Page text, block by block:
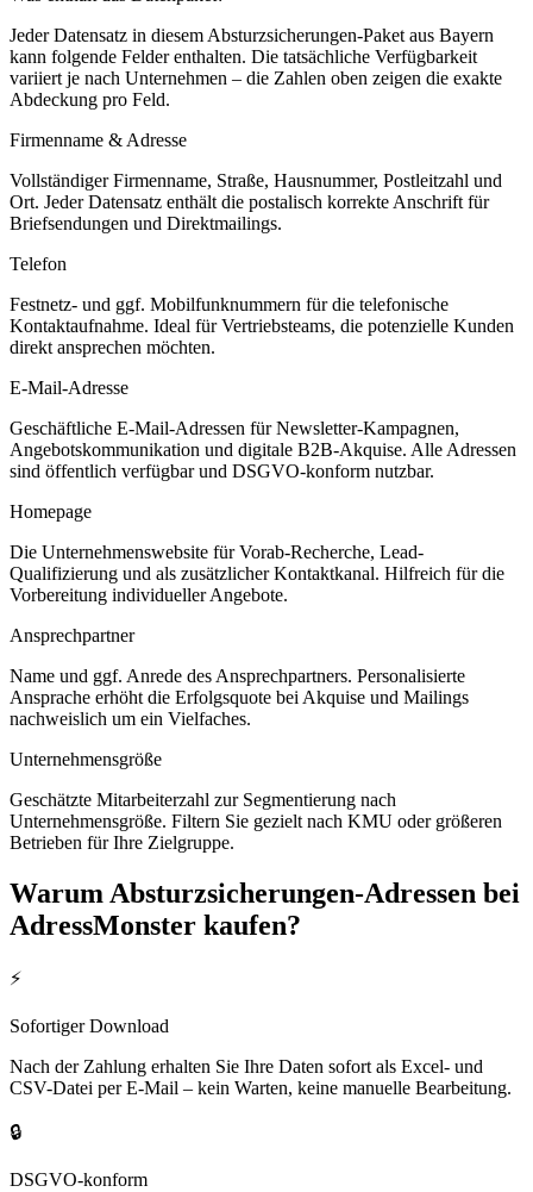
Jeder Datensatz in diesem Absturzsicherungen-Paket aus Bayern
kann folgende Felder enthalten. Die tatsächliche Verfügbarkeit
variiert je nach Unternehmen – die Zahlen oben zeigen die exakte
Abdeckung pro Feld.
Firmenname & Adresse
Vollständiger Firmenname, Straße, Hausnummer, Postleitzahl und
Ort. Jeder Datensatz enthält die postalisch korrekte Anschrift für
Briefsendungen und Direktmailings.
Telefon
Festnetz- und ggf. Mobilfunknummern für die telefonische
Kontaktaufnahme. Ideal für Vertriebsteams, die potenzielle Kunden
direkt ansprechen möchten.
E-Mail-Adresse
Geschäftliche E-Mail-Adressen für Newsletter-Kampagnen,
Angebotskommunikation und digitale B2B-Akquise. Alle Adressen
sind öffentlich verfügbar und DSGVO-konform nutzbar.
Homepage
Die Unternehmenswebsite für Vorab-Recherche, Lead-
Qualifizierung und als zusätzlicher Kontaktkanal. Hilfreich für die
Vorbereitung individueller Angebote.
Ansprechpartner
Name und ggf. Anrede des Ansprechpartners. Personalisierte
Ansprache erhöht die Erfolgsquote bei Akquise und Mailings
nachweislich um ein Vielfaches.
Unternehmensgröße
Geschätzte Mitarbeiterzahl zur Segmentierung nach
Unternehmensgröße. Filtern Sie gezielt nach KMU oder größeren
Betrieben für Ihre Zielgruppe.
Warum Absturzsicherungen-Adressen bei
AdressMonster kaufen?
⚡
Sofortiger Download
Nach der Zahlung erhalten Sie Ihre Daten sofort als Excel- und
CSV-Datei per E-Mail – kein Warten, keine manuelle Bearbeitung.
🔒
DSGVO-konform